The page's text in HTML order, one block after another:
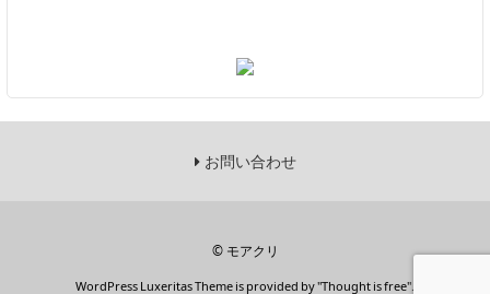
お問い合わせ
© モアクリ
WordPress Luxeritas Theme is provided by "Thought is free".